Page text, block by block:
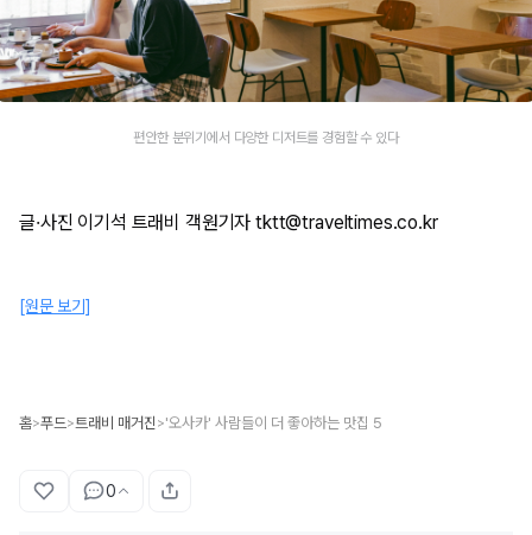
편안한 분위기에서 다양한 디저트를 경험할 수 있다
글·사진 이기석 트래비 객원기자 tktt@traveltimes.co.kr
[원문 보기]
홈>푸드>트래비 매거진 >'오사카' 사람들이 더 좋아하는 맛집 5
0